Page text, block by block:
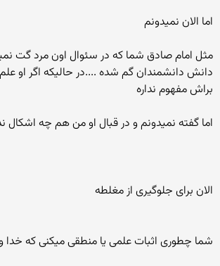
اما الان نمیدونم
مثل امام صادق شما که در سئوال اون مرد گت
دانش دانشمندان گم شده ....در حالیکه اگر او علم
براش مفهوم نداره
اما گفته نمیدونم و در قبال او من هم چه اشکال
الان برای جلوگیری از مغلطه
شما چطوری اثبات علمی یا منطقی میکنی که خدا